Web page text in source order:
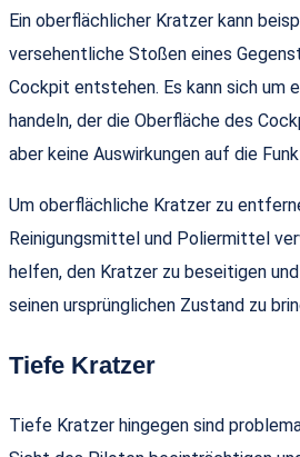
Ein oberflächlicher Kratzer kann
versehentliche Stoßen eines
Cockpit entstehen. Es kann sich um
handeln, der die Oberfläche des
aber keine Auswirkungen auf die
Um oberflächliche Kratzer zu
Reinigungsmittel und Poliermittel
helfen, den Kratzer zu beseitigen
seinen ursprünglichen Zustand zu
Tiefe Kratzer
Tiefe Kratzer hingegen sind